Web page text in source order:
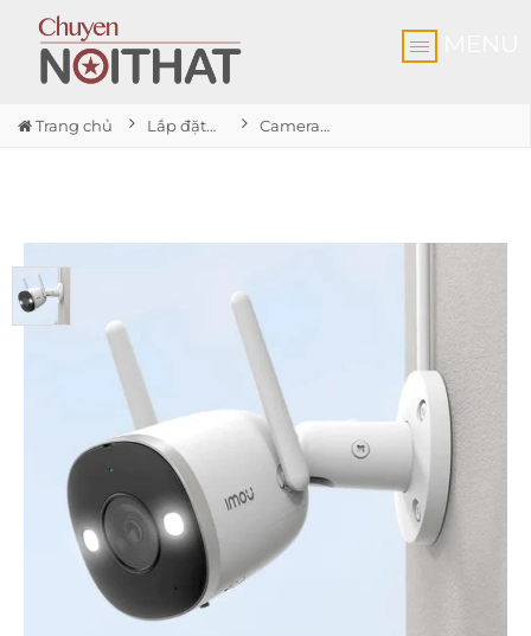
Trang chủ Lắp đặt Camera Nhơn Trạch Đồng Nai Camera ngoài trời IMOU Bullet 2C 4MP độ nét 2K